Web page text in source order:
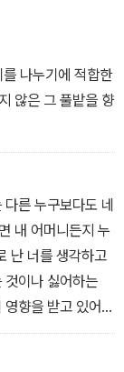
깨달았다. 우리
불가능한 그 소
나누기에 적합한
않은 그 풀밭을 향
른 누구보다도 네
내 어머니든지 누
난 너를 생각하고
향을 받고 있어.